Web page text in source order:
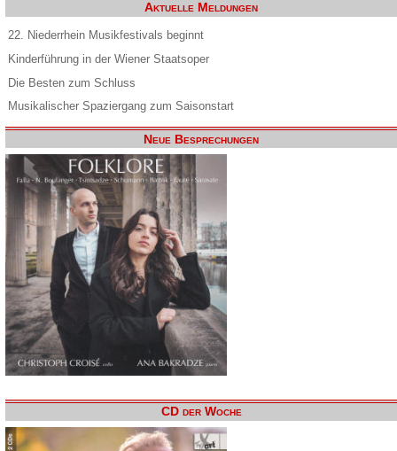
Aktuelle Meldungen
22. Niederrhein Musikfestivals beginnt
Kinderführung in der Wiener Staatsoper
Die Besten zum Schluss
Musikalischer Spaziergang zum Saisonstart
Neue Besprechungen
CD der Woche